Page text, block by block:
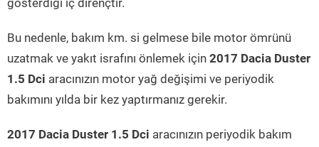
gösterdiği iç dirençtir.
Bu nedenle, bakım km. si gelmese bile motor ömrünü
uzatmak ve yakıt israfını önlemek için 2017 Dacia Duster
1.5 Dci aracınızın motor yağ değişimi ve periyodik
bakımını yılda bir kez yaptırmanız gerekir.
2017 Dacia Duster 1.5 Dci aracınızın periyodik bakım